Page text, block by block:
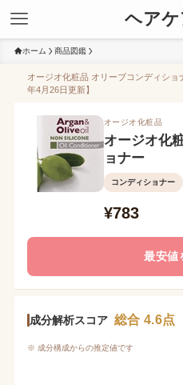
ヘア
ホーム 商品図鑑
オージオ化粧品 オリーブコンディシ
年4月26日更新】
オージオ化粧品
オージオ化
ョナー
コンディショナー
¥783
最安値
成分解析スコア 総合 4.6点
※ 成分構成からの推定値です